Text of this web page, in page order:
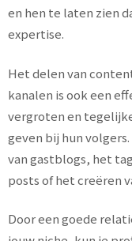
en hen te laten zien
expertise.
Het delen van
kanalen is ook een
vergroten en
geven bij hun
van gastblogs, het
posts of het creëren
Door een goede